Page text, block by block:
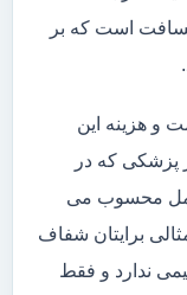
است که بر
و هزینه این
پزشکی که در
محسوب می
برایتان شفاف
ندارد و فقط